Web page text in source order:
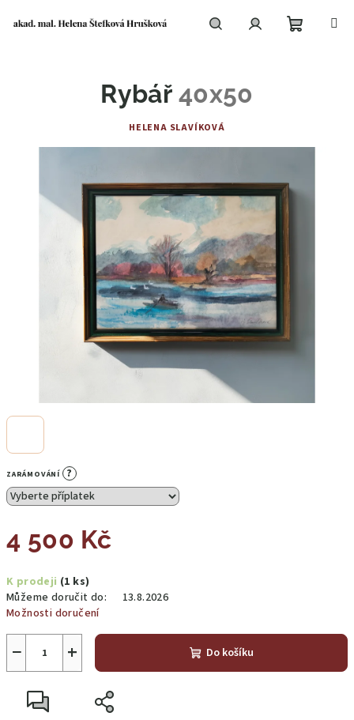
ZARÁMOVÁNÍ ?
4 500 Kč
cena:
K prodeji (1 ks)
Můžeme doručit do:
13.8.2026
Možnosti doručení
+
− Do košíku
Rybář 40x50
HELENA SLAVÍKOVÁ